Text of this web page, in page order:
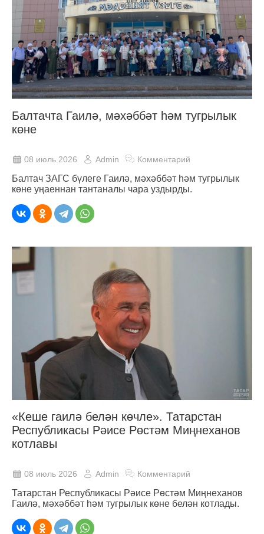
Балтачта Гаилә, мәхәббәт һәм тугрылык
көне
08 июль 2026 Admin Комментарий
Балтач ЗАГС бүлеге Гаилә, мәхәббәт һәм тугрылык
көне уңаеннан тантаналы чара уздырды.
«Кеше гаилә белән көчле». Татарстан
Республикасы Рәисе Рөстәм Миңнеханов
котлавы
08 июль 2026 Admin Комментарий
Татарстан Республикасы Рәисе Рөстәм Миңнеханов
Гаилә, мәхәббәт һәм тугрылык көне белән котлады.